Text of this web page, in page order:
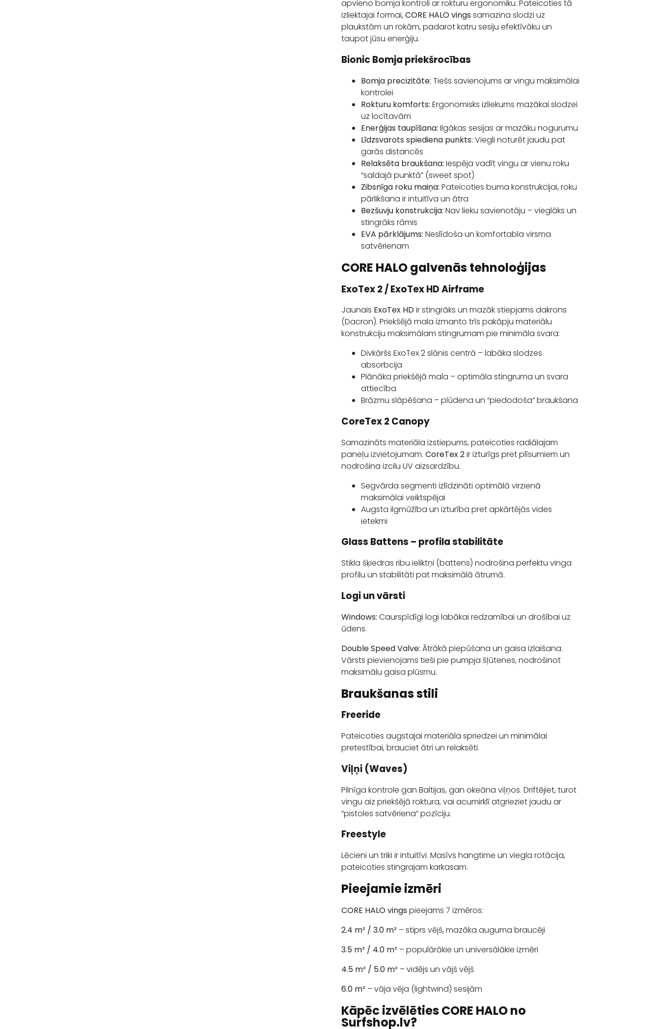
apvieno bomja kontroli ar rokturu ergonomiku. Pateicoties tā
izliektajai formai, CORE HALO vings samazina slodzi uz
plaukstām un rokām, padarot katru sesiju efektīvāku un
taupot jūsu enerģiju.
Bionic Bomja priekšrocības
Bomja precizitāte: Tiešs savienojums ar vingu maksimālai
kontrolei
Rokturu komforts: Ergonomisks izliekums mazākai slodzei
uz locītavām
Enerģijas taupīšana: Ilgākas sesijas ar mazāku nogurumu
Līdzsvarots spiediena punkts: Viegli noturēt jaudu pat
garās distancēs
Relaksēta braukšana: Iespēja vadīt vingu ar vienu roku
“saldajā punktā” (sweet spot)
Zibsnīga roku maiņa: Pateicoties buma konstrukcijai, roku
pārlikšana ir intuitīva un ātra
Bezšuvju konstrukcija: Nav lieku savienotāju – vieglāks un
stingrāks rāmis
EVA pārklājums: Neslīdoša un komfortabla virsma
satvērienam
CORE HALO galvenās tehnoloģijas
ExoTex 2 / ExoTex HD Airframe
Jaunais ExoTex HDir stingrāks un mazāk stiepjams dakrons
(Dacron). Priekšējā mala izmanto trīs pakāpju materiālu
konstrukciju maksimālam stingrumam pie minimāla svara:
Divkāršs ExoTex 2 slānis centrā – labāka slodzes
absorbcija
Plānāka priekšējā mala – optimāla stingruma un svara
attiecība
Brāzmu slāpēšana – plūdena un “piedodoša” braukšana
CoreTex 2 Canopy
Samazināts materiāla izstiepums, pateicoties radiālajam
paneļu izvietojumam. CoreTex 2ir izturīgs pret plīsumiem un
nodrošina izcilu UV aizsardzību.
Segvārda segmenti izlīdzināti optimālā virzienā
maksimālai veiktspējai
Augsta ilgmūžība un izturība pret apkārtējās vides
ietekmi
Glass Battens – profila stabilitāte
Stikla šķiedras ribu ieliktņi (battens) nodrošina perfektu vinga
profilu un stabilitāti pat maksimālā ātrumā.
Logi un vārsti
Windows: Caurspīdīgi logi labākai redzamībai un drošībai uz
ūdens.
Double Speed Valve: Ātrākā piepūšana un gaisa izlaišana.
Vārsts pievienojams tieši pie pumpja šļūtenes, nodrošinot
maksimālu gaisa plūsmu.
Braukšanas stili
Freeride
Pateicoties augstajai materiāla spriedzei un minimālai
pretestībai, brauciet ātri un relaksēti.
Viļņi (Waves)
Pilnīga kontrole gan Baltijas, gan okeāna viļņos. Driftējiet, turot
vingu aiz priekšējā roktura, vai acumirklī atgrieziet jaudu ar
“pistoles satvēriena” pozīciju.
Freestyle
Lēcieni un triki ir intuitīvi. Masīvs hangtime un viegla rotācija,
pateicoties stingrajam karkasam.
Pieejamie izmēri
CORE HALO vings pieejams 7 izmēros:
2.4 m² / 3.0 m² – stiprs vējš, mazāka auguma braucēji
3.5 m² / 4.0 m² – populārākie un universālākie izmēri
4.5 m² / 5.0 m² – vidējs un vājš vējš
6.0 m² – vāja vēja (lightwind) sesijām
Kāpēc izvēlēties CORE HALO no
Surfshop.lv?